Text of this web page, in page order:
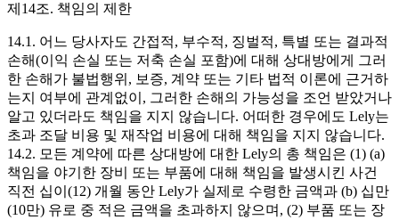
제14조. 책임의 제한
14.1. 어느 당사자도 간접적, 부수적, 징벌적, 특별 또는 결과적
손해(이익 손실 또는 저축 손실 포함)에 대해 상대방에게 그러
한 손해가 불법행위, 보증, 계약 또는 기타 법적 이론에 근거하
는지 여부에 관계없이, 그러한 손해의 가능성을 조언 받았거나
알고 있더라도 책임을 지지 않습니다. 어떠한 경우에도 Lely는
초과 조달 비용 및 재작업 비용에 대해 책임을 지지 않습니다.
14.2. 모든 계약에 따른 상대방에 대한 Lely의 총 책임은 (1) (a)
책임을 야기한 장비 또는 부품에 대해 책임을 발생시킨 사건
직전 십이(12) 개월 동안 Lely가 실제로 수령한 금액과 (b) 십만
(10만) 유로 중 적은 금액을 초과하지 않으며, (2) 부품 또는 장